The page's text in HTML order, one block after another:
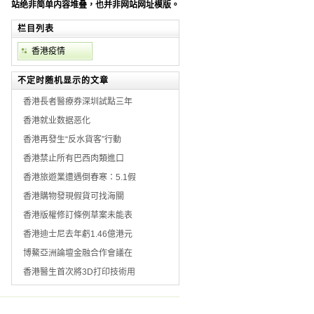
站绝非简单内容堆叠，也并非网站网址模版。
栏目列表
香港疫情
不定时随机显示的文章
香港長者醫療券深圳試點三年
香港就业数据恶化
香港再發生“反水貨客”行動
香港禁止所有巴西肉類進口
香港旅遊業遭遇倒春寒：5.1假
香港購物發現假貨可找海關
香港版權修訂條例草案未能表
香港迪士尼去年虧1.46億港元
博鰲亞洲論壇金融合作會議在
香港醫生首次將3D打印技術用